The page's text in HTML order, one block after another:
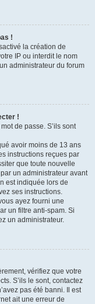
!
la création de
IP ou interdit le nom
administrateur du forum
!
de passe. S’ils sont
avoir moins de 13 ans
instructions reçues par
que toute nouvelle
un administrateur avant
est indiquée lors de
ses instructions.
ayez fourni une
un filtre anti-spam. Si
un administrateur.
vérifiez que votre
S’ils le sont, contactez
pas été banni. Il est
ait une erreur de